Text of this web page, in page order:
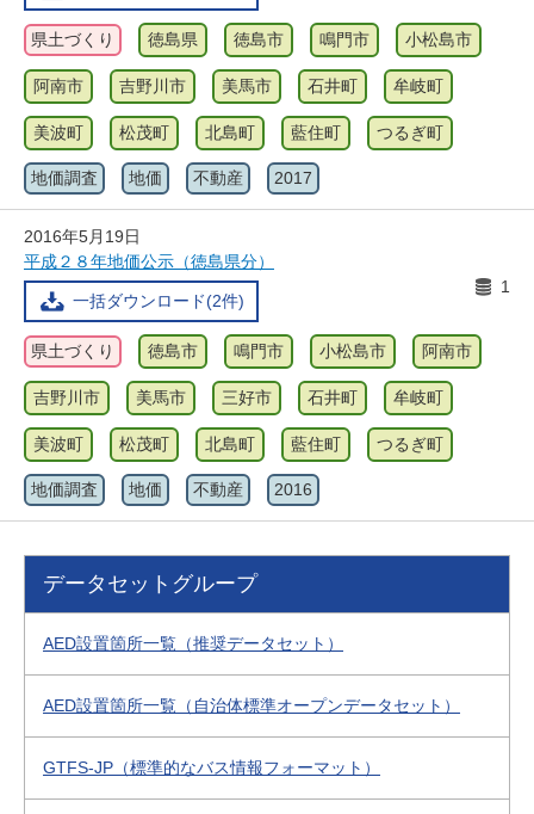
県土づくり 徳島県 徳島市 鳴門市 小松島市
阿南市 吉野川市 美馬市 石井町 牟岐町
美波町 松茂町 北島町 藍住町 つるぎ町
地価調査 地価 不動産 2017
2016年5月19日
平成２８年地価公示（徳島県分）
一括ダウンロード(2件)
1
県土づくり 徳島市 鳴門市 小松島市 阿南市
吉野川市 美馬市 三好市 石井町 牟岐町
美波町 松茂町 北島町 藍住町 つるぎ町
地価調査 地価 不動産 2016
データセットグループ
AED設置箇所一覧（推奨データセット）
AED設置箇所一覧（自治体標準オープンデータセット）
GTFS-JP（標準的なバス情報フォーマット）